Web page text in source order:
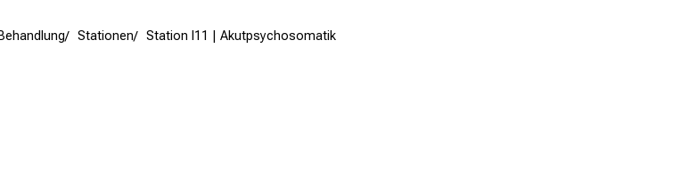
Behandlung Stationen Station I11 | Akutpsychosomatik